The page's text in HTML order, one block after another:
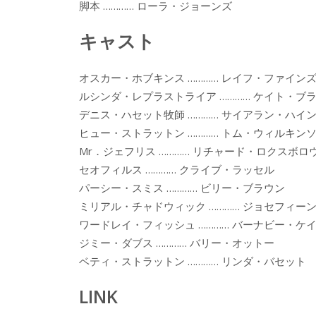
脚本 ………… ローラ・ジョーンズ
キャスト
オスカー・ホブキンス ………… レイフ・ファインズ
ルシンダ・レプラストライア ………… ケイト・ブ
デニス・ハセット牧師 ………… サイアラン・ハイ
ヒュー・ストラットン ………… トム・ウィルキン
Mr．ジェフリス ………… リチャード・ロクスボロ
セオフィルス ………… クライブ・ラッセル
パーシー・スミス ………… ビリー・ブラウン
ミリアル・チャドウィック ………… ジョセフィー
ワードレイ・フィッシュ ………… バーナビー・ケイ
ジミー・ダブス ………… バリー・オットー
ベティ・ストラットン ………… リンダ・バセット
LINK